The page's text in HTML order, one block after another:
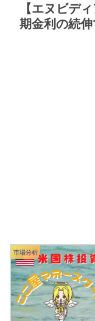
【エヌビデ
期金利の続
市場分析